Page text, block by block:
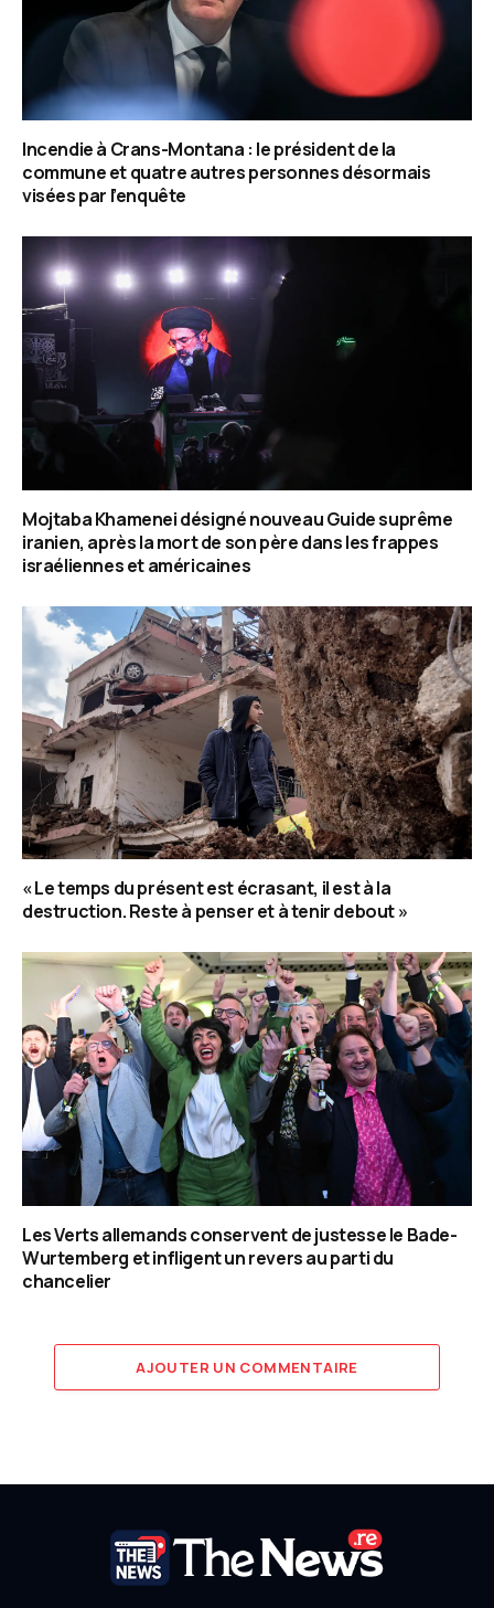
Incendie à Crans-Montana : le président de la
commune et quatre autres personnes désormais
visées par l’enquête
Mojtaba Khamenei désigné nouveau Guide suprême
iranien, après la mort de son père dans les frappes
israéliennes et américaines
« Le temps du présent est écrasant, il est à la
destruction. Reste à penser et à tenir debout »
Les Verts allemands conservent de justesse le Bade-
Wurtemberg et infligent un revers au parti du
chancelier
AJOUTER UN COMMENTAIRE